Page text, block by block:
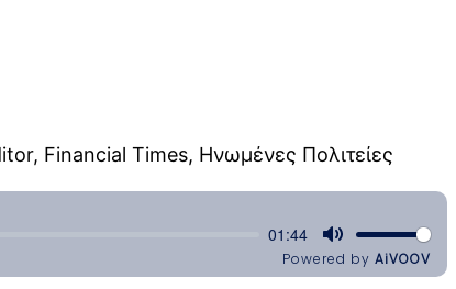
Financial Times, Ηνωμένες Πολιτείες